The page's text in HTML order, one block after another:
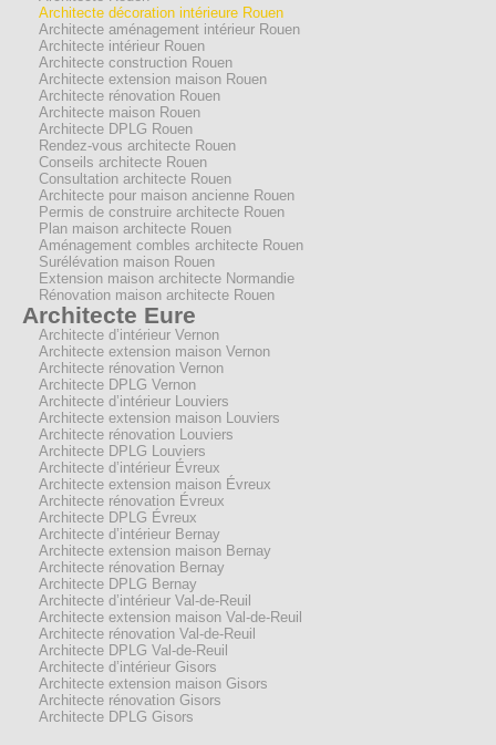
Architecte décoration intérieure Rouen
Architecte aménagement intérieur Rouen
Architecte intérieur Rouen
Architecte construction Rouen
Architecte extension maison Rouen
Architecte rénovation Rouen
Architecte maison Rouen
Architecte DPLG Rouen
Rendez-vous architecte Rouen
Conseils architecte Rouen
Consultation architecte Rouen
Architecte pour maison ancienne Rouen
Permis de construire architecte Rouen
Plan maison architecte Rouen
Aménagement combles architecte Rouen
Surélévation maison Rouen
Extension maison architecte Normandie
Rénovation maison architecte Rouen
Architecte Eure
Architecte d’intérieur Vernon
Architecte extension maison Vernon
Architecte rénovation Vernon
Architecte DPLG Vernon
Architecte d’intérieur Louviers
Architecte extension maison Louviers
Architecte rénovation Louviers
Architecte DPLG Louviers
Architecte d’intérieur Évreux
Architecte extension maison Évreux
Architecte rénovation Évreux
Architecte DPLG Évreux
Architecte d’intérieur Bernay
Architecte extension maison Bernay
Architecte rénovation Bernay
Architecte DPLG Bernay
Architecte d’intérieur Val-de-Reuil
Architecte extension maison Val-de-Reuil
Architecte rénovation Val-de-Reuil
Architecte DPLG Val-de-Reuil
Architecte d’intérieur Gisors
Architecte extension maison Gisors
Architecte rénovation Gisors
Architecte DPLG Gisors